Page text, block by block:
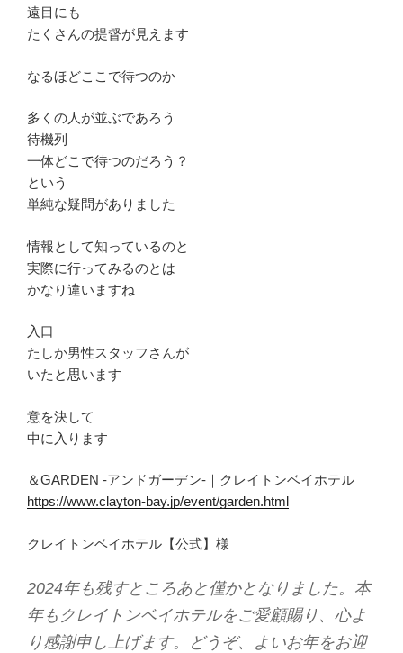
遠目にも
たくさんの提督が見えます
なるほどここで待つのか
多くの人が並ぶであろう
待機列
一体どこで待つのだろう？
という
単純な疑問がありました
情報として知っているのと
実際に行ってみるのとは
かなり違いますね
入口
たしか男性スタッフさんが
いたと思います
意を決して
中に入ります
＆GARDEN -アンドガーデン-｜クレイトンベイホテル
https://www.clayton-bay.jp/event/garden.html
クレイトンベイホテル【公式】様
2024年も残すところあと僅かとなりました。本
年もクレイトンベイホテルをご愛顧賜り、心よ
り感謝申し上げます。どうぞ、よいお年をお迎